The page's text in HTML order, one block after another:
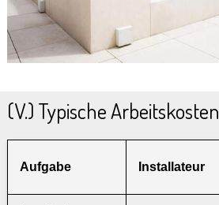
(V.) Typische Arbeitskosten
Aufgabe Installateur